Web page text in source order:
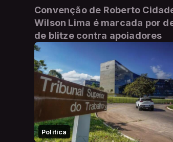
Convenção de Roberto
Wilson Lima é marcada por
de blitze contra apoiadores
Politica